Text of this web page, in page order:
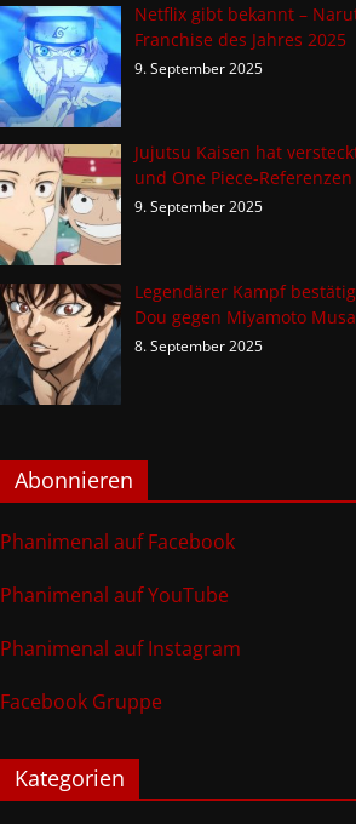
Netflix gibt bekannt –
Franchise des Jahres 2025
9. September 2025
Jujutsu Kaisen hat
und One Piece-Referenzen
9. September 2025
Legendärer Kampf
Dou gegen Miyamoto
8. September 2025
Abonnieren
Phanimenal auf Facebook
Phanimenal auf YouTube
Phanimenal auf Instagram
Facebook Gruppe
Kategorien